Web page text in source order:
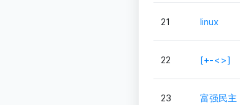
21 linux
22 [+-<>]
23 富强民主